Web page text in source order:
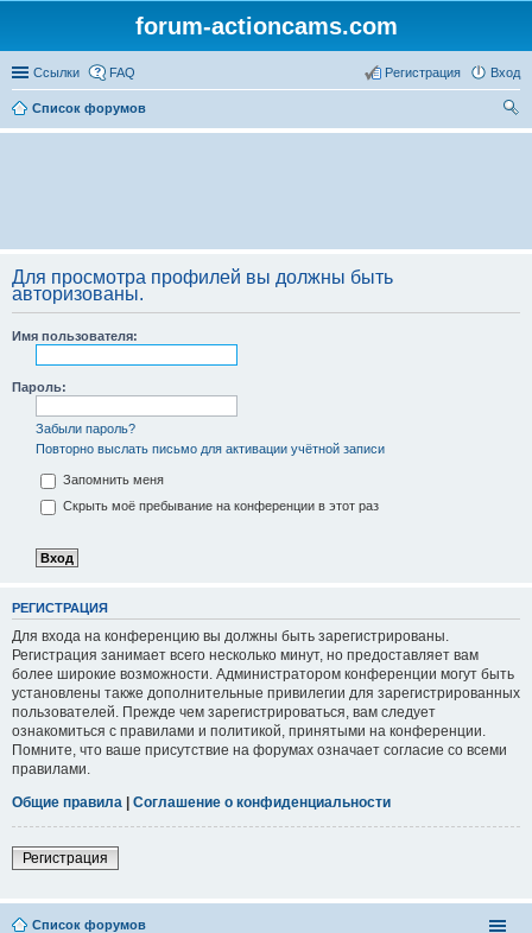
forum-actioncams.com
Ссылки FAQ Вход
Регистрация
Список форумов
ои
Для просмотра профилей вы должны быть
авторизованы.
Имя пользователя:
Пароль:
Забыли пароль?
Повторно выслать письмо для активации учётной записи
Запомнить меня
Скрыть моё пребывание на конференции в этот раз
РЕГИСТРАЦИЯ
Для входа на конференцию вы должны быть зарегистрированы.
Регистрация занимает всего несколько минут, но предоставляет вам
более широкие возможности. Администратором конференции могут быть
установлены также дополнительные привилегии для зарегистрированных
пользователей. Прежде чем зарегистрироваться, вам следует
ознакомиться с правилами и политикой, принятыми на конференции.
Помните, что ваше присутствие на форумах означает согласие со всеми
правилами.
Общие правила | Соглашение о конфиденциальности
Регистрация
Список форумов